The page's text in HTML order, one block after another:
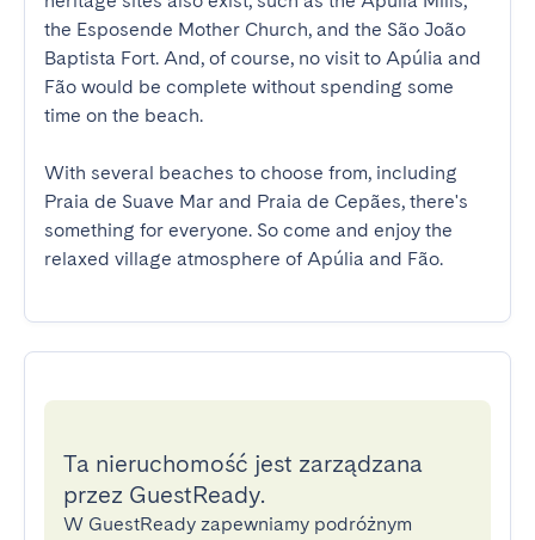
the Esposende Mother Church, and the São João
Baptista Fort. And, of course, no visit to Apúlia and
Fão would be complete without spending some
time on the beach.
With several beaches to choose from, including
Praia de Suave Mar and Praia de Cepães, there's
something for everyone. So come and enjoy the
relaxed village atmosphere of Apúlia and Fão.
Ta nieruchomość jest zarządzana
przez GuestReady.
W GuestReady zapewniamy podróżnym